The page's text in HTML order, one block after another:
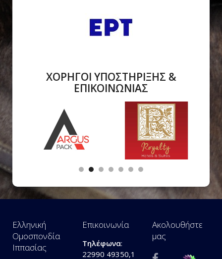
ΧΟΡΗΓΟΙ ΥΠΟΣΤΗΡΙΞΗΣ &
ΕΠΙΚΟΙΝΩΝΙΑΣ
Ελληνική
Ομοσπονδία
Ιππασίας
Επικοινωνία
Τηλέφωνα:
22990 49350,1
Ακολουθήστε
μας